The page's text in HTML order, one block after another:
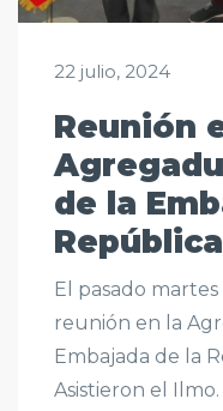
22 julio, 2024
Reunión
de la
El pasado
reunión en la
Embajada de la
Asistieron el